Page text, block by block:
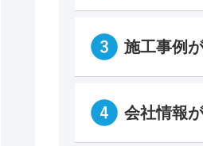
施工事例
会社情報